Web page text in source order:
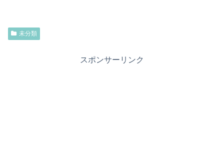
未分類
スポンサーリンク